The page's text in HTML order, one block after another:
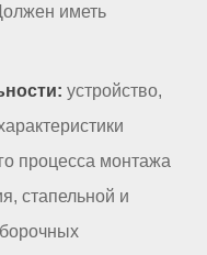
иметь
устройство,
процесса монтажа
стапельной и